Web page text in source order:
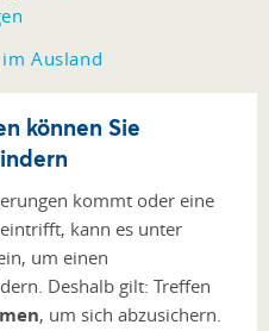
Ausland
können Sie
kommt oder eine
kann es unter
um einen
Deshalb gilt: Treffen
, um sich abzusichern.